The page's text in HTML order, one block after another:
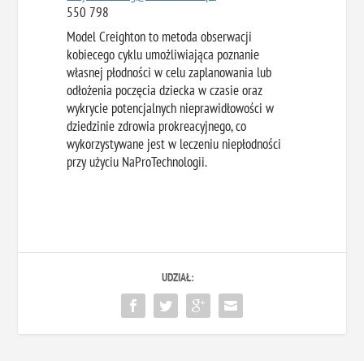
550 798
Model Creighton to metoda obserwacji
kobiecego cyklu umożliwiająca poznanie
własnej płodności w celu zaplanowania lub
odłożenia poczęcia dziecka w czasie oraz
wykrycie potencjalnych nieprawidłowości w
dziedzinie zdrowia prokreacyjnego, co
wykorzystywane jest w leczeniu niepłodności
przy użyciu NaProTechnologii.
UDZIAŁ: